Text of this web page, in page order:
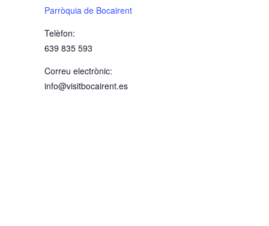
Parròquia de Bocairent
Telèfon:
639 835 593
Correu electrònic:
info@visitbocairent.es